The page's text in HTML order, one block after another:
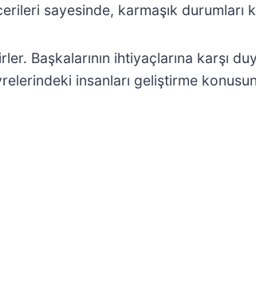
sayesinde, karmaşık durumları
Başkalarının ihtiyaçlarına karşı
insanları geliştirme